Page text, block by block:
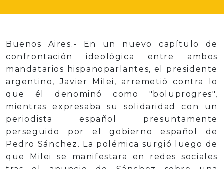
Buenos Aires.- En un nuevo capítulo de
confrontación ideológica entre ambos
mandatarios hispanoparlantes, el presidente
argentino, Javier Milei, arremetió contra lo
que él denominó como "boluprogres",
mientras expresaba su solidaridad con un
periodista español presuntamente
perseguido por el gobierno español de
Pedro Sánchez. La polémica surgió luego de
que Milei se manifestara en redes sociales